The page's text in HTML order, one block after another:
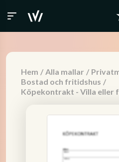
Hem / Alla mallar /
Bostad och fritidshus /
Köpekontrakt - Villa eller